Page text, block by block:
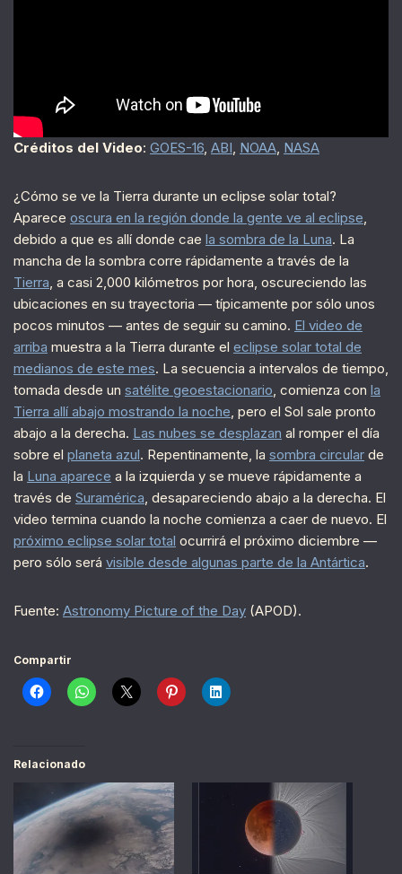
Créditos del Video: GOES-16, ABI, NOAA, NASA
¿Cómo se ve la Tierra durante un eclipse solar total?
Aparece oscura en la región donde la gente ve al eclipse,
debido a que es allí donde cae la sombra de la Luna. La
mancha de la sombra corre rápidamente a través de la
Tierra, a casi 2,000 kilómetros por hora, oscureciendo las
ubicaciones en su trayectoria — típicamente por sólo unos
pocos minutos — antes de seguir su camino. El video de
arriba muestra a la Tierra durante el eclipse solar total de
medianos de este mes. La secuencia a intervalos de tiempo,
tomada desde un satélite geoestacionario, comienza con la
Tierra allí abajo mostrando la noche, pero el Sol sale pronto
abajo a la derecha. Las nubes se desplazan al romper el día
sobre el planeta azul. Repentinamente, la sombra circular de
la Luna aparece a la izquierda y se mueve rápidamente a
través de Suramérica, desapareciendo abajo a la derecha. El
video termina cuando la noche comienza a caer de nuevo. El
próximo eclipse solar total ocurrirá el próximo diciembre —
pero sólo será visible desde algunas parte de la Antártica.
Fuente: Astronomy Picture of the Day (APOD).
Compartir
Relacionado